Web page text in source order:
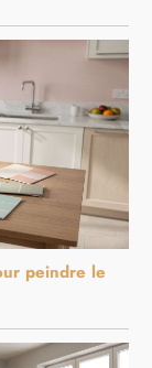
peindre le